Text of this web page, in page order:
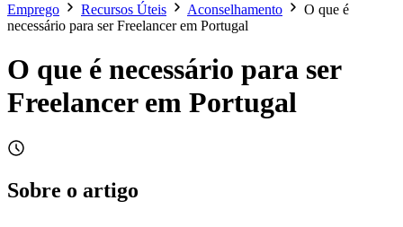
Emprego
Recursos Úteis Aconselhamento
O que é
necessário para ser Freelancer em Portugal
O que é necessário para ser
Freelancer em Portugal
Sobre o artigo